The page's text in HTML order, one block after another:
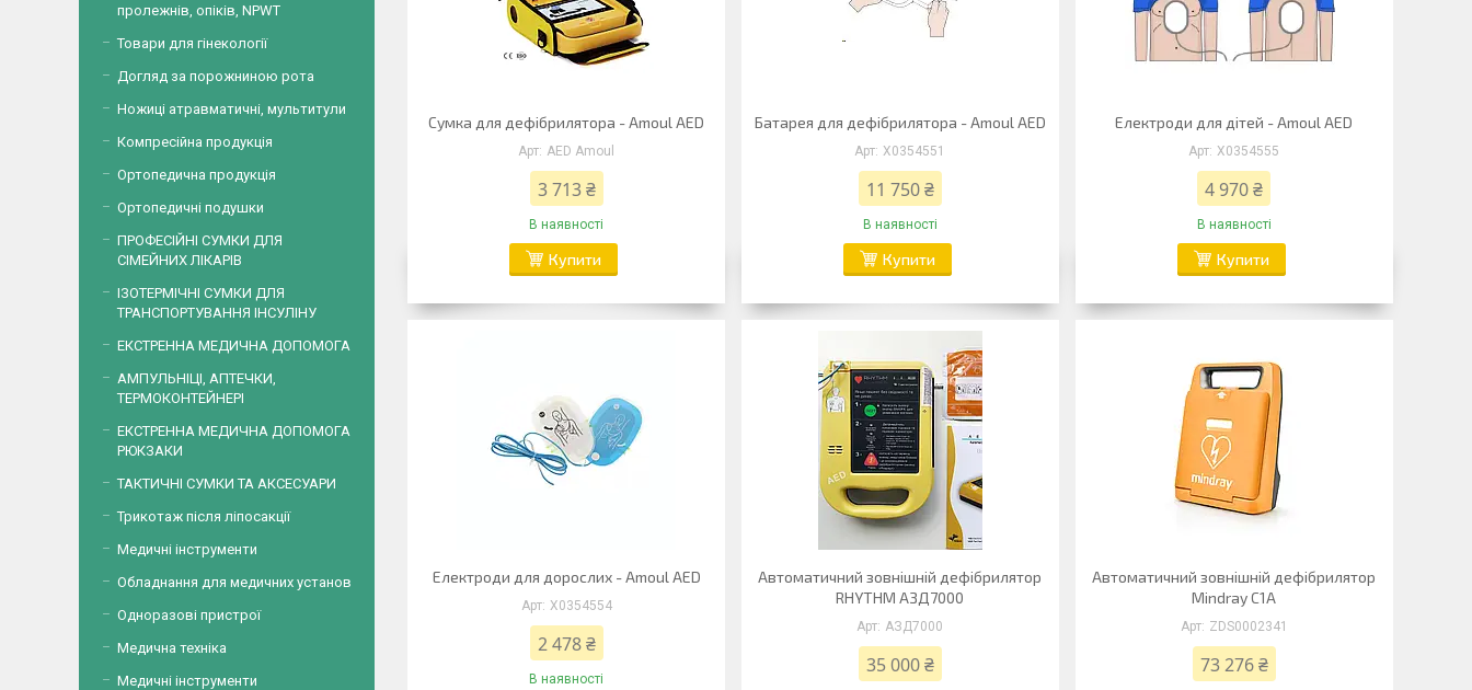
Сумка для дефібрилятора - Amoul AED
AED Amoul
3 713 ₴
В наявності
Купити
Батарея для дефібрилятора - Amoul AED
Х0354551
11 750 ₴
В наявності
Купити
Електроди для дітей - Amoul AED
Х0354555
4 970 ₴
В наявності
Купити
Електроди для дорослих - Amoul AED
Х0354554
2 478 ₴
В наявності
Автоматичний зовнішній дефібрилятор
RHYTHM АЗД7000
АЗД7000
35 000 ₴
Автоматичний зовнішній дефібрилятор
Mindray C1A
ZDS0002341
73 276 ₴
пролежнів, опіків, NPWT
Товари для гінекології
Догляд за порожниною рота
Ножиці атравматичні, мультитули
Компресійна продукція
Ортопедична продукція
Ортопедичні подушки
ПРОФЕСІЙНІ СУМКИ ДЛЯ
СІМЕЙНИХ ЛІКАРІВ
ІЗОТЕРМІЧНІ СУМКИ ДЛЯ
ТРАНСПОРТУВАННЯ ІНСУЛІНУ
ЕКСТРЕННА МЕДИЧНА ДОПОМОГА
АМПУЛЬНІЦІ, АПТЕЧКИ,
ТЕРМОКОНТЕЙНЕРІ
ЕКСТРЕННА МЕДИЧНА ДОПОМОГА
РЮКЗАКИ
ТАКТИЧНІ СУМКИ ТА АКСЕСУАРИ
Трикотаж після ліпосакції
Медичні інструменти
Обладнання для медичних установ
Одноразові пристрої
Медична техніка
Медичні інструменти